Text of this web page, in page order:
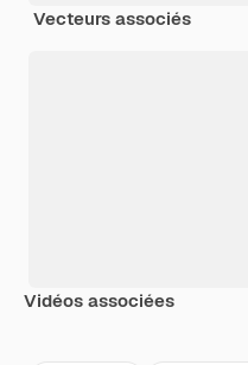
Vecteurs associés
Vidéos associées